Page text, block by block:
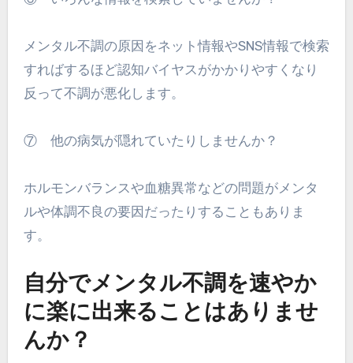
メンタル不調の原因をネット情報やSNS情報で検索
すればするほど認知バイヤスがかかりやすくなり
反って不調が悪化します。
⑦ 他の病気が隠れていたりしませんか？
ホルモンバランスや血糖異常などの問題がメンタ
ルや体調不良の要因だったりすることもありま
す。
自分でメンタル不調を速やか
に楽に出来ることはありませ
んか？